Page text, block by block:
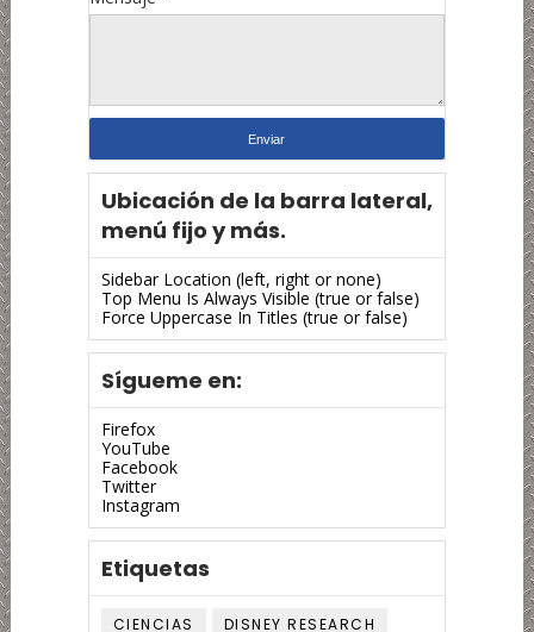
Ubicación de la barra lateral,
menú fijo y más.
Sidebar Location (left, right or none)
Top Menu Is Always Visible (true or false)
Force Uppercase In Titles (true or false)
Sígueme en:
Firefox
YouTube
Facebook
Twitter
Instagram
Etiquetas
CIENCIAS
DISNEY RESEARCH